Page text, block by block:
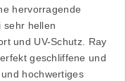
hervorragende
sehr hellen
und UV-Schutz. Ray
geschliffene und
hochwertiges